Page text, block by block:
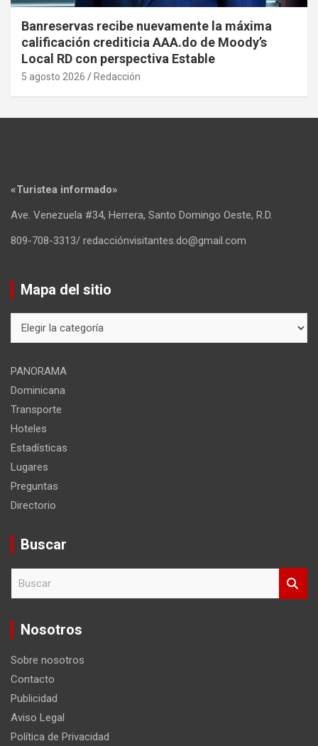
Banreservas recibe nuevamente la máxima
calificación crediticia AAA.do de Moody’s
Local RD con perspectiva Estable
5 agosto 2026 Redacción
«Turistea informado»
Ave. Venezuela #34, Herrera, Santo Domingo Oeste, R.D.
809-708-3313/ redacciónvisitantes.do@gmail.com
Mapa del sitio
del
PANORAMA
Dominicana
Transporte
Hoteles
Estadísticas
Lugares
Preguntas
Directorio
Buscar
c
Nosotros
Sobre nosotros
Contacto
Publicidad
Aviso Legal
Política de Privacidad